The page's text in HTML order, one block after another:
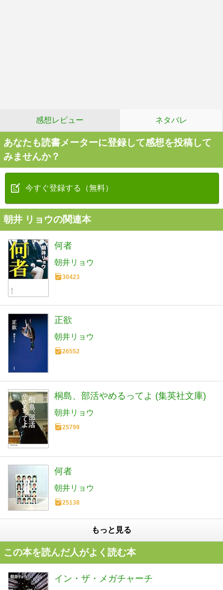
感想レビュー ネタバレ
あなたも読書メーターに登録して感想を投稿して
みませんか？
今すぐ登録する（無料）
朝井 リョウの関連本
何者
朝井リョウ
30423
正欲
朝井リョウ
26552
桐島、部活やめるってよ (集英社文庫)
朝井リョウ
25799
何者
朝井リョウ
25138
もっと見る
この本を読んだ人がよく読む本
イン・ザ・メガチャーチ